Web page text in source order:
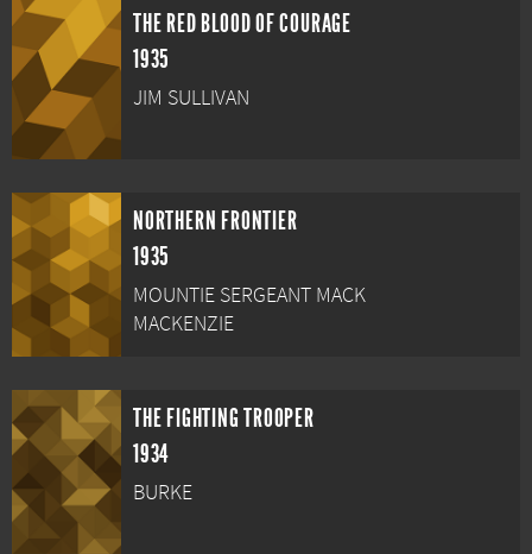
THE RED BLOOD OF COURAGE
1935
JIM SULLIVAN
NORTHERN FRONTIER
1935
MOUNTIE SERGEANT MACK
MACKENZIE
THE FIGHTING TROOPER
1934
BURKE